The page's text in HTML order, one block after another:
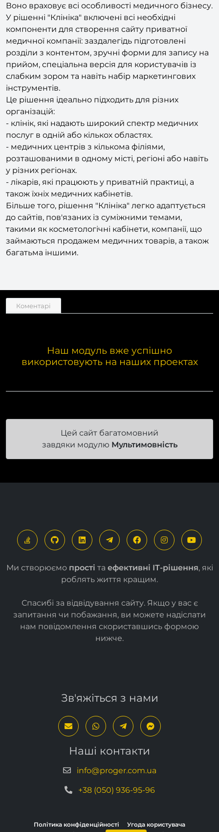
Воно враховує всі особливості медичного бізнесу.
У рішенні "Клініка" включені всі необхідні
компоненти для створення сайту приватної
медичної компанії: заздалегідь підготовлені
розділи з контентом, зручні форми для запису на
прийом, спеціальна версія для користувачів із
слабким зором та навіть набір маркетингових
інструментів.
Це рішення ідеально підходить для різних
організацій:
- клінік, які надають широкий спектр медичних
послуг в одній або кількох областях.
- медичних центрів з кількома філіями,
розташованими в одному місті, регіоні або навіть
у різних регіонах.
- лікарів, які працюють у приватній практиці, а
також їхніх медичних кабінетів.
Більше того, рішення "Клініка" легко адаптується
до сайтів, пов'язаних із суміжними темами,
такими як косметологічні кабінети, компанії, що
займаються продажем медичних товарів, а також
багатьма іншими.
Коментарі
Наш модуль вже успішно
використовують на наших проектах
Цей сайт багатомовний
завдяки модулю Мультимовність
Ми створюємо прості та ефективні ІТ-рішення, які
роблять життя кращим.
Спасибі за відвідування сайту. Якщо у вас є
запитання чи побажання, ви можете надіслати
нам повідомлення скориставшись формою
нижче.
Зв'яжіться з нами
Наші контакти
info@proger.com.ua
+38 (050) 936-95-96
Політика конфіденційності
Угода користувача